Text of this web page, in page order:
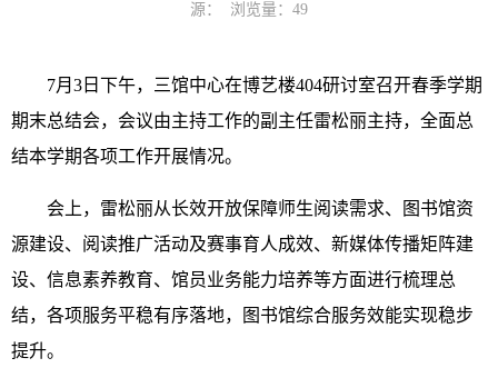
源： 浏览量： 49
7月3日下午，三馆中心在博艺楼404研讨室召开春季学期
期末总结会，会议由主持工作的副主任雷松丽主持，全面总
结本学期各项工作开展情况。
会上，雷松丽从长效开放保障师生阅读需求、图书馆资
源建设、阅读推广活动及赛事育人成效、新媒体传播矩阵建
设、信息素养教育、馆员业务能力培养等方面进行梳理总
结，各项服务平稳有序落地，图书馆综合服务效能实现稳步
提升。